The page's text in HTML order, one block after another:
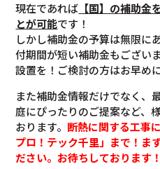
現在であれば 【国】の補助金
とが可能です！
しかし補助金の予算は無限に
付期間が短い補助金もござい
設置を！ご検討の方はお早め
また補助金情報だけでなく、
庭にぴったりのご提案など、
おります。 断熱に関する工事
プロ！テック千里」まで！ま
ださい。お待ちしております！